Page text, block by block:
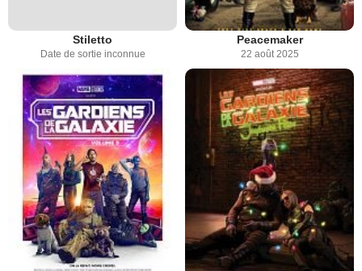
Stiletto
Date de sortie inconnue
Peacemaker
22 août 2025